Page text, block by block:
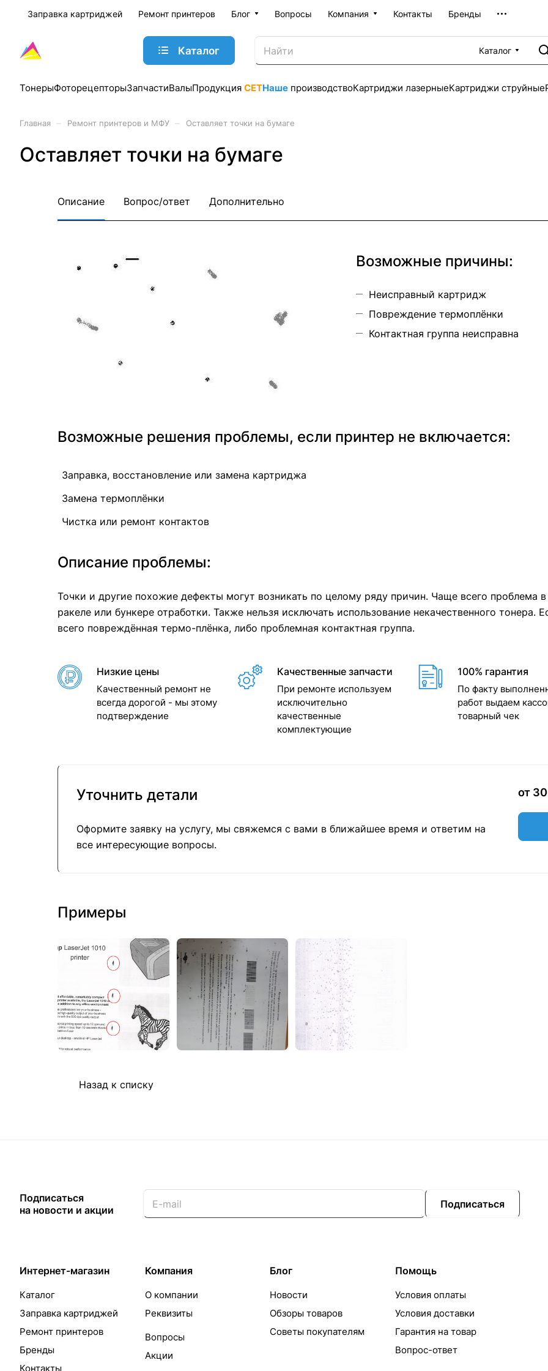
Заправка картриджей Ремонт принтеров Блог Вопросы Компания Контакты Бренды
Каталог
Каталог
ТонерыФоторецепторыЗапчастиВалыПродукция CETНаше производствоКартриджи лазерныеКартриджи струйные
Главная Ремонт принтеров и МФУ Оставляет точки на бумаге
Оставляет точки на бумаге
Описание Вопрос/ответ Дополнительно
Возможные причины:
Неисправный картридж
Повреждение термоплёнки
Контактная группа неисправна
Возможные решения проблемы, если принтер не включается:
Заправка, восстановление или замена картриджа
Замена термоплёнки
Чистка или ремонт контактов
Описание проблемы:
Точки и другие похожие дефекты могут возникать по целому ряду причин. Чаще всего проблема
ракеле или бункере отработки. Также нельзя исключать использование некачественного тонера.
всего повреждённая термо-плёнка, либо проблемная контактная группа.
Низкие цены
Качественный ремонт не
всегда дорогой - мы этому
подтверждение
Качественные запчасти
При ремонте используем
исключительно
качественные
комплектующие
100% гарантия
По факту
работ выдаем
товарный чек
Уточнить детали
Оформите заявку на услугу, мы свяжемся с вами в ближайшее время и ответим на
все интересующие вопросы.
от
Примеры
Назад к списку
Подписаться
на новости и акции
Подписаться
Интернет-магазин
Каталог
Заправка картриджей
Ремонт принтеров
Бренды
Контакты
Компания
О компании
Реквизиты
Вопросы
Акции
Блог
Новости
Обзоры товаров
Советы покупателям
Помощь
Условия оплаты
Условия доставки
Гарантия на товар
Вопрос-ответ